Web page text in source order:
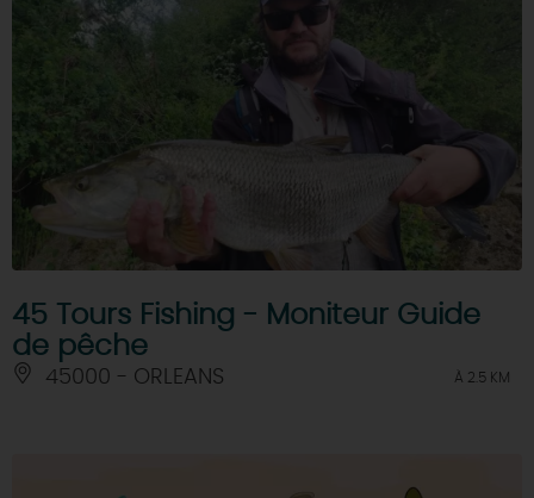
45 Tours Fishing - Moniteur Guide
de pêche
45000 - ORLEANS À 2.5 KM